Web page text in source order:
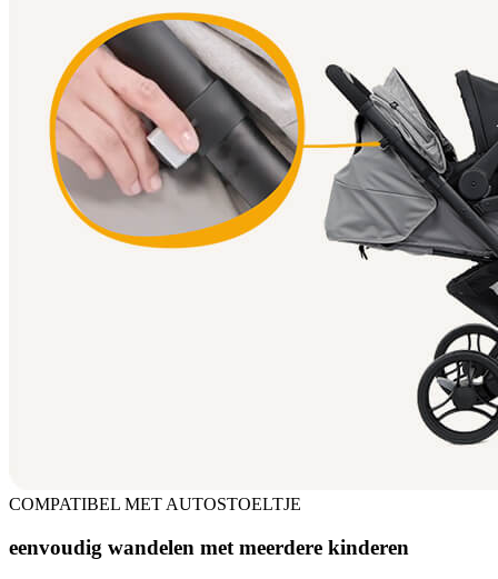
COMPATIBEL MET AUTOSTOELTJE
eenvoudig wandelen met meerdere kinderen